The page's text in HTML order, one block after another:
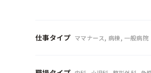
仕事タイプ ママナース, 病棟, 一般病院